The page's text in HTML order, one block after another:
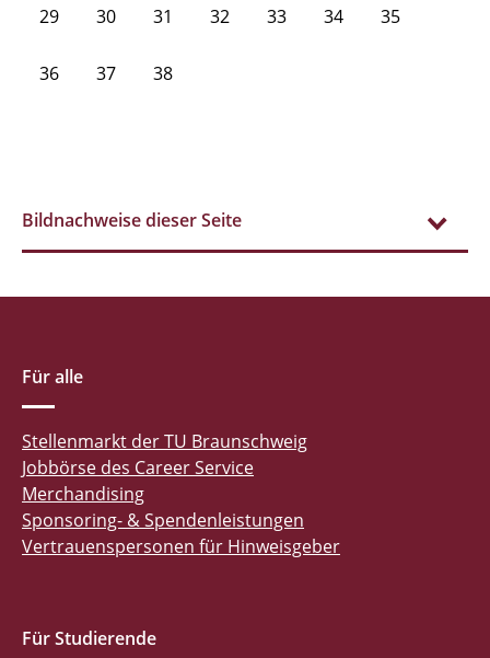
29 30 31 32 33 34 35
36 37 38
Bildnachweise dieser Seite
Für alle
Stellenmarkt der TU Braunschweig
Jobbörse des Career Service
Merchandising
Sponsoring- & Spendenleistungen
Vertrauenspersonen für Hinweisgeber
Für Studierende